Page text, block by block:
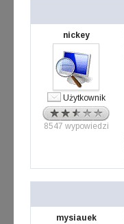
nickey
Użytkownik
8547 wypowiedzi
mysiauek